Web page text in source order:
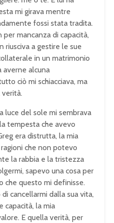
mi girava mentre
fossi stata tradita.
mancanza di capacità,
riusciva a gestire le sue
in un matrimonio
averne alcuna
ciò mi schiacciava, ma
luce del sole mi sembrava
tempesta che avevo
era distrutta, la mia
che non potevo
la rabbia e la tristezza
sapevo una cosa per
che questo mi definisse.
cancellarmi dalla sua vita,
capacità, la mia
E quella verità, per